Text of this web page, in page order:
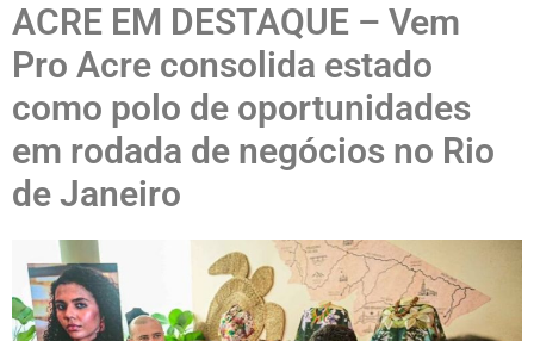
ACRE EM DESTAQUE – Vem
Pro Acre consolida estado
como polo de oportunidades
em rodada de negócios no Rio
de Janeiro